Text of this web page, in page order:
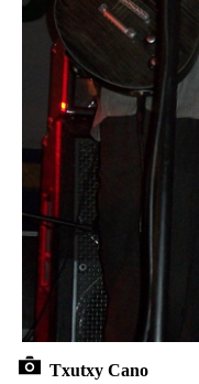
Txutxy Cano